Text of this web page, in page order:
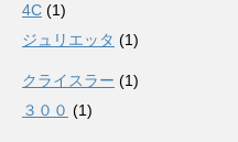
4C (1)
ジュリエッタ (1)
クライスラー (1)
３００ (1)